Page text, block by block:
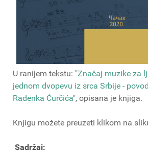
U ranijem tekstu: "Značaj muzike za
jednom dvopevu iz srca Srbije -
Radenka Ćurčića", opisana je knjiga.
Knjigu možete preuzeti klikom na
Sadržaj: